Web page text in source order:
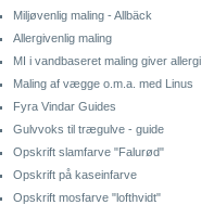
Miljøvenlig maling - Allbäck
Allergivenlig maling
MI i vandbaseret maling giver allergi
Maling af vægge o.m.a. med Linus
Fyra Vindar Guides
Gulvvoks til trægulve - guide
Opskrift slamfarve "Falurød"
Opskrift på kaseinfarve
Opskrift mosfarve "lofthvidt"